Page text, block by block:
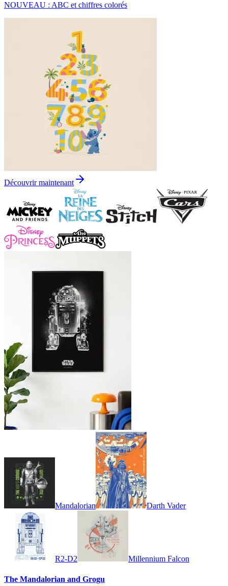
NOUVEAU : ABC et chiffres colorés
Découvrir maintenant
Mandalorian Darth Vader
R2-D2 Millennium Falcon
The Mandalorian and Grogu